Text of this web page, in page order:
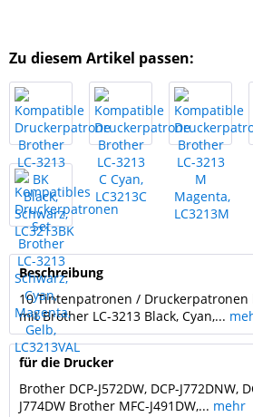
Zu diesem Artikel passen:
Beschreibung
10 Tintenpatronen / Druckerpatronen
mit Brother LC-3213 Black, Cyan,...
für die Drucker
Brother DCP-J572DW, DCP-J772DNW,
J774DW Brother MFC-J491DW,... mehr